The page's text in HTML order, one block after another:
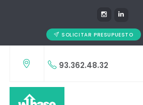
SOLICITAR PRESUPUESTO
93.362.48.32